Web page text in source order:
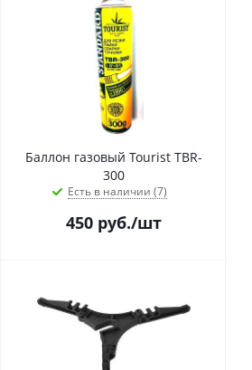
Баллон газовый Tourist TBR-
300
Есть в наличии (7)
450руб./шт